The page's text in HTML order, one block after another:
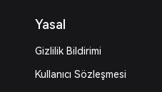
Yasal
Gizlilik Bildirimi
Kullanıcı Sözleşmesi